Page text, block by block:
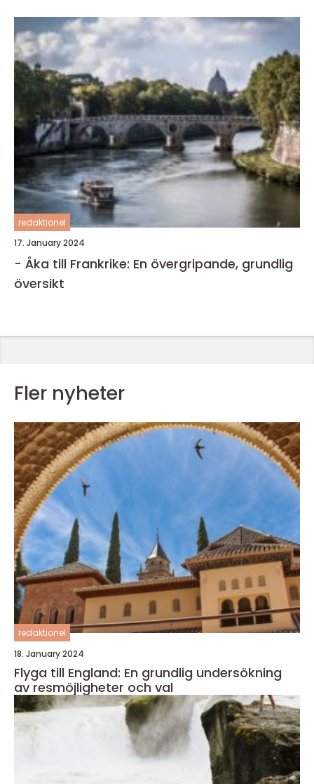
redaktionel
17. January 2024
- Åka till Frankrike: En övergripande, grundlig
översikt
Fler nyheter
redaktionel
18. January 2024
Flyga till England: En grundlig undersökning
av resmöjligheter och val